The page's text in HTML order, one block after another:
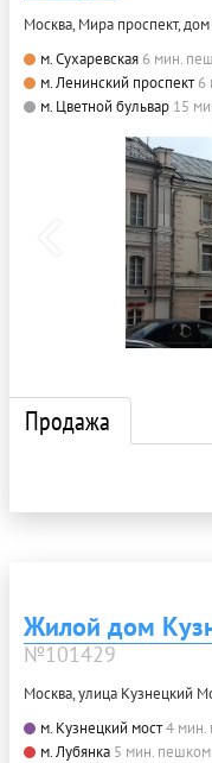
Москва, Мира проспект, дом
м. Сухаревская 6 мин.
м. Ленинский проспект 6
м. Цветной бульвар 15
Продажа
Жилой дом
№101429
Москва, улица Кузнецкий
м. Кузнецкий мост4 мин.
м. Лубянка 5 мин. пешком